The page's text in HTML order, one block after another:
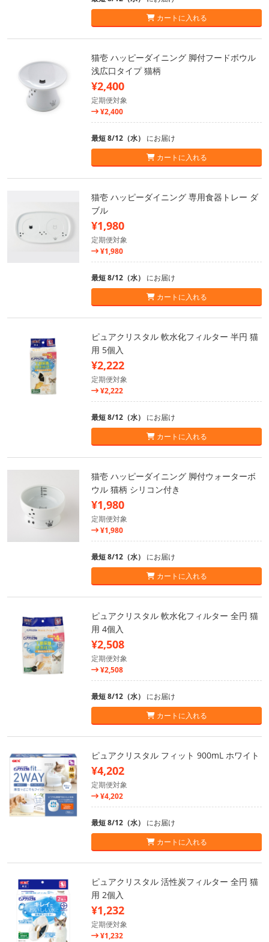
カートに入れる
猫壱 ハッピーダイニング 脚付フードボウル
浅広口タイプ 猫柄
¥2,400
定期便対象
¥2,400
最短 8/12（水） にお届け
カートに入れる
猫壱 ハッピーダイニング 専用食器トレー ダ
ブル
¥1,980
定期便対象
¥1,980
最短 8/12（水） にお届け
カートに入れる
ピュアクリスタル 軟水化フィルター 半円 猫
用 5個入
¥2,222
定期便対象
¥2,222
最短 8/12（水） にお届け
カートに入れる
猫壱 ハッピーダイニング 脚付ウォーターボ
ウル 猫柄 シリコン付き
¥1,980
定期便対象
¥1,980
最短 8/12（水） にお届け
カートに入れる
ピュアクリスタル 軟水化フィルター 全円 猫
用 4個入
¥2,508
定期便対象
¥2,508
最短 8/12（水） にお届け
カートに入れる
ピュアクリスタル フィット 900mL ホワイト
¥4,202
定期便対象
¥4,202
最短 8/12（水） にお届け
カートに入れる
ピュアクリスタル 活性炭フィルター 全円 猫
用 2個入
¥1,232
定期便対象
¥1,232